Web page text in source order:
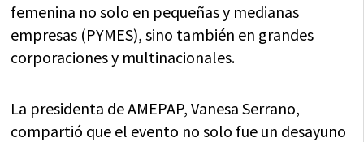
femenina no solo en pequeñas y medianas
empresas (PYMES), sino también en grandes
corporaciones y multinacionales.
La presidenta de AMEPAP, Vanesa Serrano,
compartió que el evento no solo fue un desayuno